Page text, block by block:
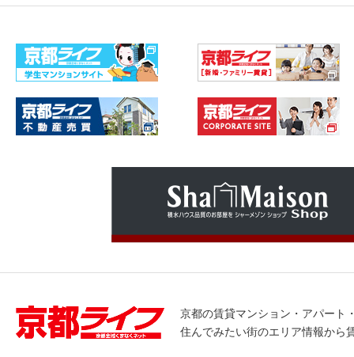
京都の賃貸マンション・アパート
住んでみたい街のエリア情報から